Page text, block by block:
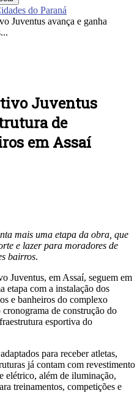
do Paraná
Juventus avança e ganha
Juventus
de
em Assaí
mais uma etapa da obra, que
e lazer para moradores de
bairros.
Juventus, em Assaí, seguem em
etapa com a instalação dos
e banheiros do complexo
de construção do
esportiva do
para receber atletas,
já contam com revestimento
elétrico, além de iluminação,
treinamentos, competições e